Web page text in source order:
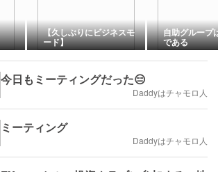
【久しぶりにビジネスモ
ード】
自助グループ
である
今日もミーティングだった😑
Daddyはチャモロ人
ミーティング
Daddyはチャモロ人